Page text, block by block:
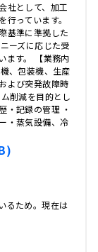
社として、加工
っています。
基準に準拠した
ーズに応じた受
ます。 【業務内
、包装機、生産
よび突発故障時
削減を目的とし
・記録の管理 ・
・蒸気設備、冷
るため。現在は